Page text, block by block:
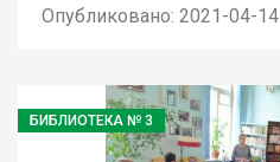
Опубликовано: 2021-04-14
БИБЛИОТЕКА № 3